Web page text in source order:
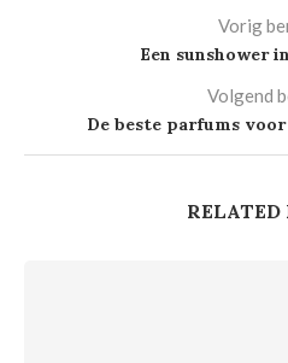
Vorig
Een sunshower
Volgend
De beste parfums
RELATED